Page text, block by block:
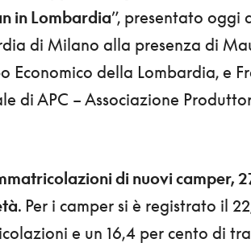
in Lombardia”, presentato oggi
di Milano alla presenza di
Economico della Lombardia, e
di APC – Associazione
di nuovi camper,
. Per i camper si è registrato il
e un 16,4 per cento di